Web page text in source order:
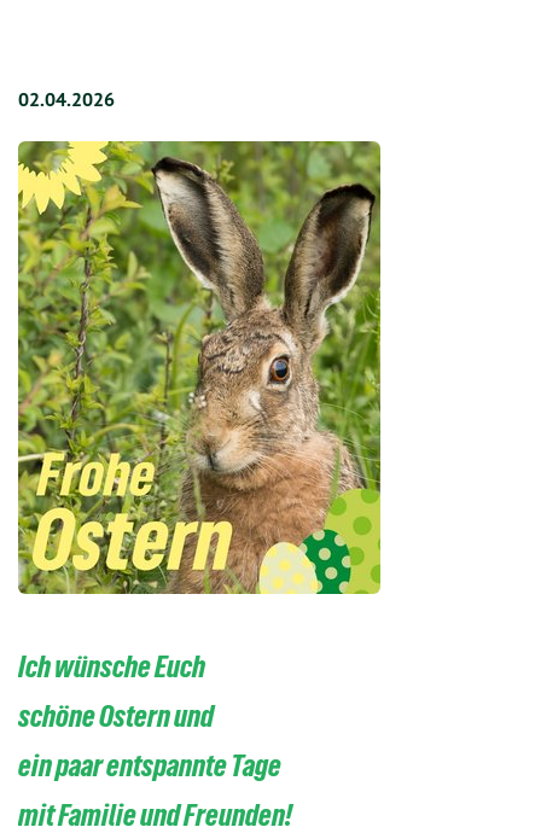
02.04.2026
Ich wünsche Euch
schöne Ostern und
ein paar entspannte Tage
mit Familie und Freunden!